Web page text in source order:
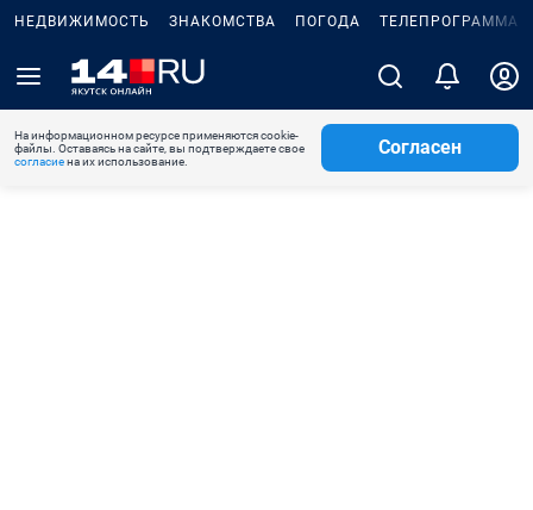
НЕДВИЖИМОСТЬ ЗНАКОМСТВА ПОГОДА ТЕЛЕПРОГРАММА
На информационном ресурсе применяются cookie-
файлы. Оставаясь на сайте, вы подтверждаете свое
согласиена их использование.
Согласен